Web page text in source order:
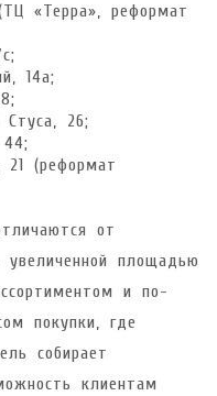
«Терра», реформат
14а;
26;
21 (реформат
от
площадью
и по-
покупки, где
собирает
клиентам